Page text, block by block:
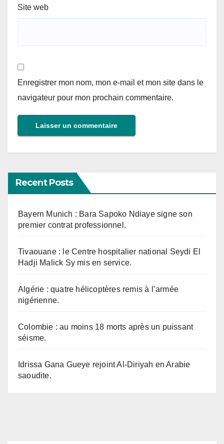
Site web
Enregistrer mon nom, mon e-mail et mon site dans le
navigateur pour mon prochain commentaire.
Recent Posts
Bayern Munich : Bara Sapoko Ndiaye signe son
premier contrat professionnel.
Tivaouane : le Centre hospitalier national Seydi El
Hadji Malick Sy mis en service.
Algérie : quatre hélicoptères remis à l’armée
nigérienne.
Colombie : au moins 18 morts après un puissant
séisme.
Idrissa Gana Gueye rejoint Al-Diriyah en Arabie
saoudite.